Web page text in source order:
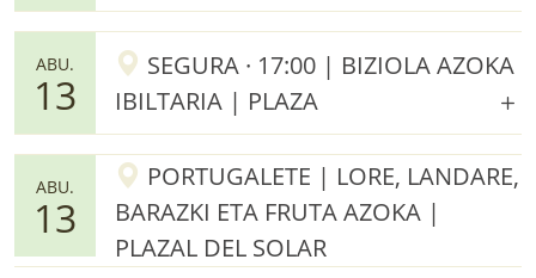
ABU.
13
SEGURA · 17:00 | BIZIOLA AZOKA
IBILTARIA | PLAZA
ABU.
13
PORTUGALETE | LORE, LANDARE,
BARAZKI ETA FRUTA AZOKA |
PLAZAL DEL SOLAR